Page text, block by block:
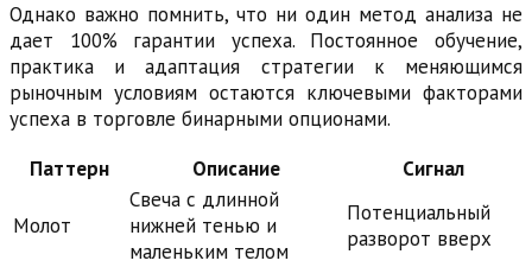
Однако важно помнить, что ни один метод анализа не
дает 100% гарантии успеха. Постоянное обучение,
практика и адаптация стратегии к меняющимся
рыночным условиям остаются ключевыми факторами
успеха в торговле бинарными опционами.
Паттерн
Описание Сигнал
Молот
Свеча с длинной
нижней тенью и
маленьким телом
Потенциальный
разворот вверх